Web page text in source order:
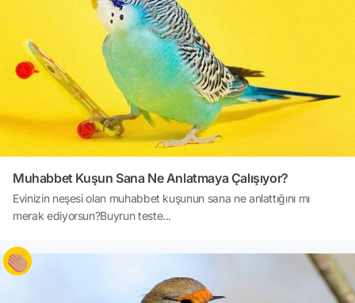
Muhabbet Kuşun Sana Ne Anlatmaya Çalışıyor?
Evinizin neşesi olan muhabbet kuşunun sana ne anlattığını mı
merak ediyorsun?Buyrun teste...